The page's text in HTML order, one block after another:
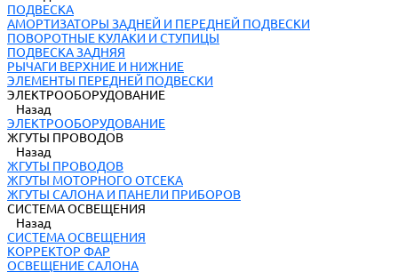
ПОДВЕСКА
АМОРТИЗАТОРЫ ЗАДНЕЙ И ПЕРЕДНЕЙ ПОДВЕСКИ
ПОВОРОТНЫЕ КУЛАКИ И СТУПИЦЫ
ПОДВЕСКА ЗАДНЯЯ
РЫЧАГИ ВЕРХНИЕ И НИЖНИЕ
ЭЛЕМЕНТЫ ПЕРЕДНЕЙ ПОДВЕСКИ
ЭЛЕКТРООБОРУДОВАНИЕ
Назад
ЭЛЕКТРООБОРУДОВАНИЕ
ЖГУТЫ ПРОВОДОВ
Назад
ЖГУТЫ ПРОВОДОВ
ЖГУТЫ МОТОРНОГО ОТСЕКА
ЖГУТЫ САЛОНА И ПАНЕЛИ ПРИБОРОВ
СИСТЕМА ОСВЕЩЕНИЯ
Назад
СИСТЕМА ОСВЕЩЕНИЯ
КОРРЕКТОР ФАР
ОСВЕЩЕНИЕ САЛОНА